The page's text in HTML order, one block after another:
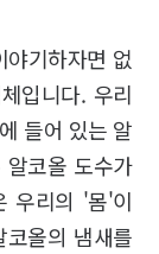
기하자면 없
입니다. 우리
들어 있는 알
코올 도수가
우리의 '몸'이
올의 냄새를